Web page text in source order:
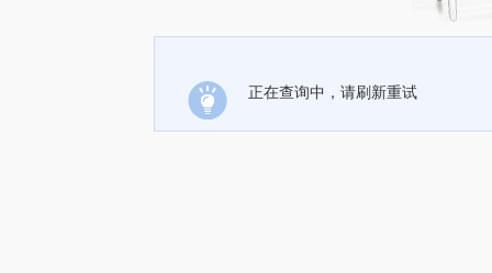
正在查询中，请刷新重试